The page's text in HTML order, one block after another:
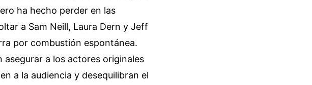
ha hecho perder en las
a Sam Neill, Laura Dern y Jeff
por combustión espontánea.
a los actores originales
a la audiencia y desequilibran el